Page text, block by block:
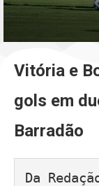
Vitória e
gols em
Barradão
Da